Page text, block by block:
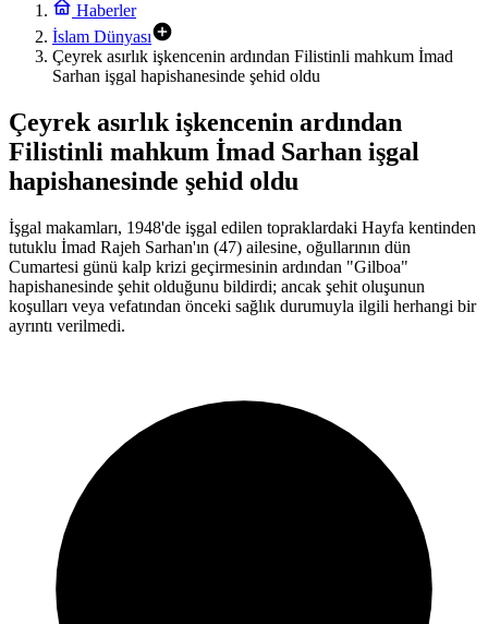
Haberler
İslam Dünyası
Çeyrek asırlık işkencenin ardından Filistinli mahkum İmad
Sarhan işgal hapishanesinde şehid oldu
Çeyrek asırlık işkencenin ardından
Filistinli mahkum İmad Sarhan işgal
hapishanesinde şehid oldu
İşgal makamları, 1948'de işgal edilen topraklardaki Hayfa kentinden
tutuklu İmad Rajeh Sarhan'ın (47) ailesine, oğullarının dün
Cumartesi günü kalp krizi geçirmesinin ardından "Gilboa"
hapishanesinde şehit olduğunu bildirdi; ancak şehit oluşunun
koşulları veya vefatından önceki sağlık durumuyla ilgili herhangi bir
ayrıntı verilmedi.